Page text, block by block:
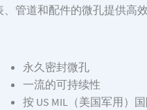
管道和配件的微孔提供高
永久密封微孔
一流的可持续性
按 US MIL（美国军用）